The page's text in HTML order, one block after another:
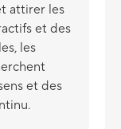
attirer les
et des
les
et des